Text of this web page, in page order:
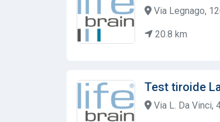
Via Legnago,
20.8 km
Test tiroide
Via L. Da Vinci,